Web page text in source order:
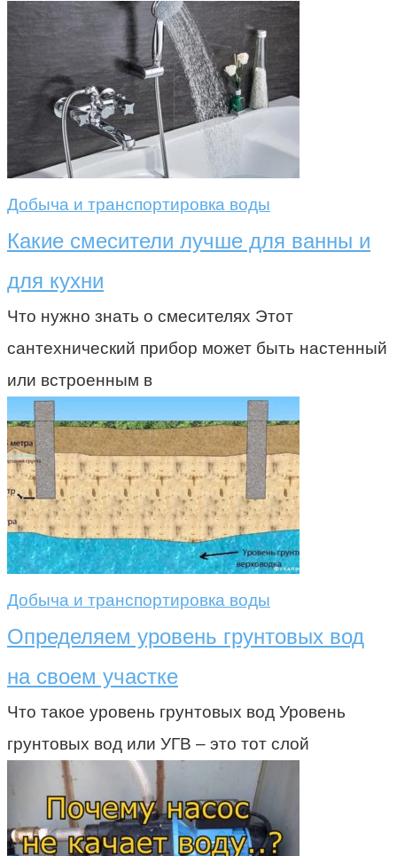
Добыча и транспортировка воды
Какие смесители лучше для ванны и
для кухни
Что нужно знать о смесителях Этот
сантехнический прибор может быть настенный
или встроенным в
Добыча и транспортировка воды
Определяем уровень грунтовых вод
на своем участке
Что такое уровень грунтовых вод Уровень
грунтовых вод или УГВ – это тот слой